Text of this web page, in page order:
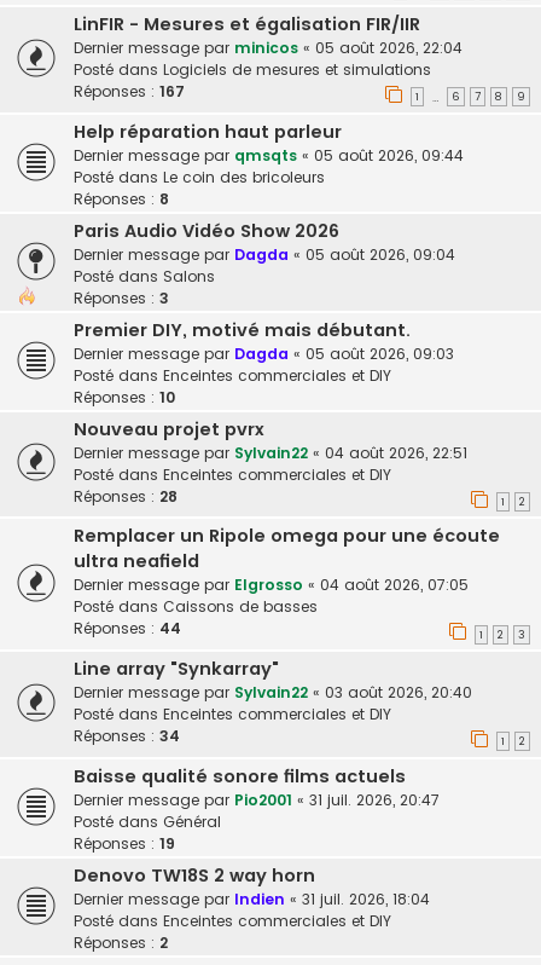
LinFIR - Mesures et égalisation FIR/IIR
Dernier message par minicos « 05 août 2026, 22:04
Posté dans Logiciels de mesures et simulations
Réponses : 167 1 … 6 7 8 9
Help réparation haut parleur
Dernier message par qmsqts « 05 août 2026, 09:44
Posté dans Le coin des bricoleurs
Réponses : 8
Paris Audio Vidéo Show 2026
Dernier message par Dagda « 05 août 2026, 09:04
Posté dans Salons
Réponses : 3
Premier DIY, motivé mais débutant.
Dernier message par Dagda « 05 août 2026, 09:03
Posté dans Enceintes commerciales et DIY
Réponses : 10
Nouveau projet pvrx
Dernier message par Sylvain22 « 04 août 2026, 22:51
Posté dans Enceintes commerciales et DIY
Réponses : 28 1 2
Remplacer un Ripole omega pour une écoute
ultra neafield
Dernier message par Elgrosso « 04 août 2026, 07:05
Posté dans Caissons de basses
Réponses : 44 1 2 3
Line array "Synkarray"
Dernier message par Sylvain22 « 03 août 2026, 20:40
Posté dans Enceintes commerciales et DIY
Réponses : 34 1 2
Baisse qualité sonore films actuels
Dernier message par Pio2001 « 31 juil. 2026, 20:47
Posté dans Général
Réponses : 19
Denovo TW18S 2 way horn
Dernier message par Indien « 31 juil. 2026, 18:04
Posté dans Enceintes commerciales et DIY
Réponses : 2